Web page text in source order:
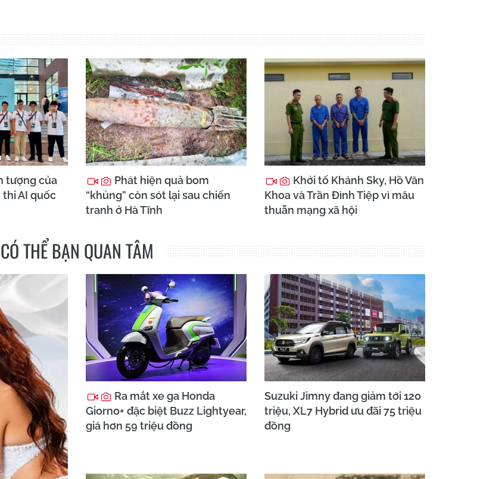
tượng của
thi AI quốc
Phát hiện quả bom
“khủng” còn sót lại sau chiến
tranh ở Hà Tĩnh
Khởi tố Khánh Sky, Hồ Văn
Khoa và Trần Đình Tiệp vì mâu
thuẫn mạng xã hội
CÓ THỂ BẠN QUAN TÂM
Ra mắt xe ga Honda
Giorno+ đặc biệt Buzz Lightyear,
giá hơn 59 triệu đồng
Suzuki Jimny đang giảm tới 120
triệu, XL7 Hybrid ưu đãi 75 triệu
đồng